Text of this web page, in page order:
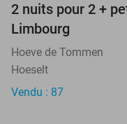
2 nuits pour 2 +
Limbourg
Hoeve de Tommen
Hoeselt
Vendu : 87